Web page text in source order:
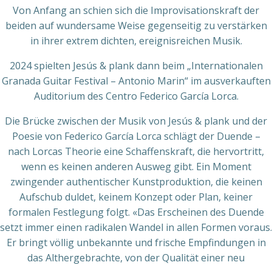
Von Anfang an schien sich die Improvisationskraft der
beiden auf wundersame Weise gegenseitig zu verstärken
in ihrer extrem dichten, ereignisreichen Musik.
2024 spielten Jesús & plank dann beim „Internationalen
Granada Guitar Festival – Antonio Marin“ im ausverkauften
Auditorium des Centro Federico García Lorca.
Die Brücke zwischen der Musik von Jesús & plank und der
Poesie von Federico García Lorca schlägt der Duende –
nach Lorcas Theorie eine Schaffenskraft, die hervortritt,
wenn es keinen anderen Ausweg gibt. Ein Moment
zwingender authentischer Kunstproduktion, die keinen
Aufschub duldet, keinem Konzept oder Plan, keiner
formalen Festlegung folgt. «Das Erscheinen des Duende
setzt immer einen radikalen Wandel in allen Formen voraus.
Er bringt völlig unbekannte und frische Empfindungen in
das Althergebrachte, von der Qualität einer neu